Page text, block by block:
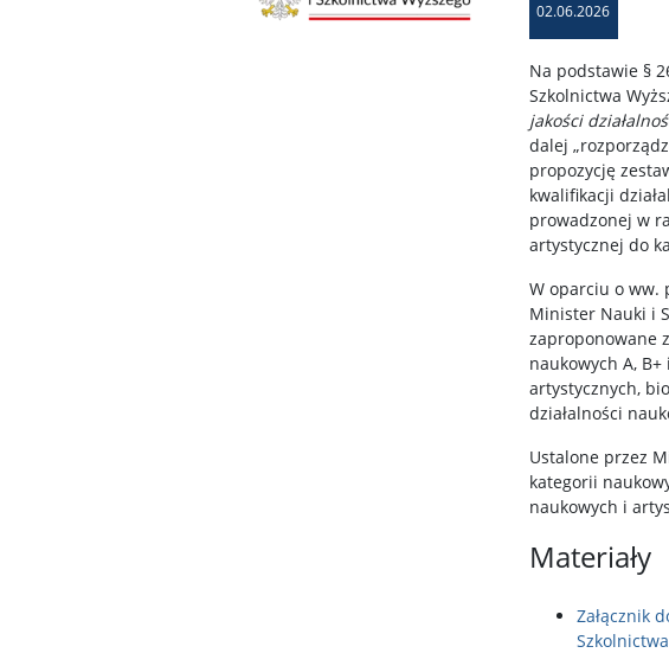
02.06.2026
Na podstawie §
Szkolnictwa
jakości
dalej
propozycję
kwalifikacji
prowadzonej w
artystycznej do
W oparciu o ww.
Minister Nauki i
zaproponowane
naukowych A,
artystycznych,
działalności
Ustalone przez
kategorii
naukowych i
Materiały
Załącznik